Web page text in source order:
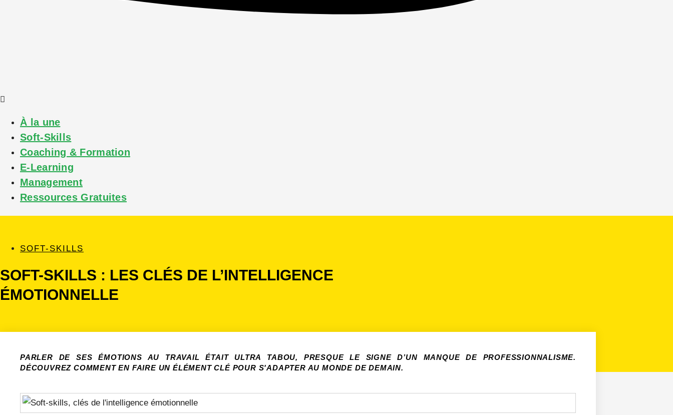
À la une
Soft-Skills
Coaching & Formation
E-Learning
Management
Ressources Gratuites
SOFT-SKILLS
SOFT-SKILLS : LES CLÉS DE L’INTELLIGENCE
ÉMOTIONNELLE
PARLER DE SES ÉMOTIONS AU TRAVAIL ÉTAIT ULTRA TABOU, PRESQUE LE SIGNE D’UN MANQUE DE PROFESSIONNALISME.
DÉCOUVREZ COMMENT EN FAIRE UN ÉLÉMENT CLÉ POUR S'ADAPTER AU MONDE DE DEMAIN.